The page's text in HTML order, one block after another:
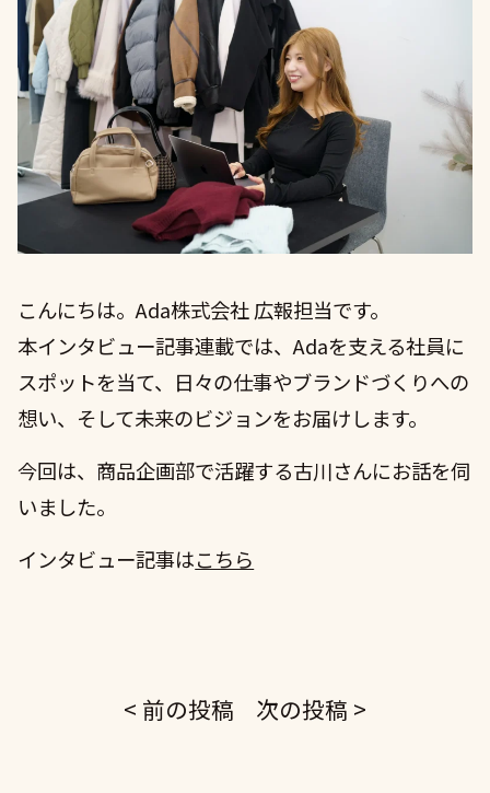
COMPANY
RECRUIT
こんにちは。Ada株式会社 広報担当です。
本インタビュー記事連載では、Adaを支える社員に
スポットを当て、日々の仕事やブランドづくりへの
想い、そして未来のビジョンをお届けします。
今回は、商品企画部で活躍する古川さんにお話を伺
いました。
インタビュー記事はこちら
< 前の投稿 次の投稿 >